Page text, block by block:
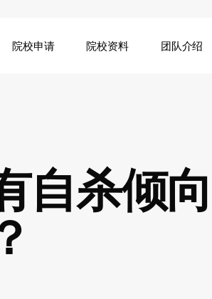
院校申请 院校资料 团队介绍
自杀倾